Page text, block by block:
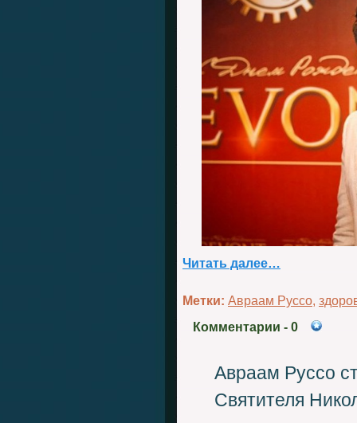
Читать далее…
Метки: Авраам Руссо,
Комментарии - 0
Авраам Руссо
Святителя